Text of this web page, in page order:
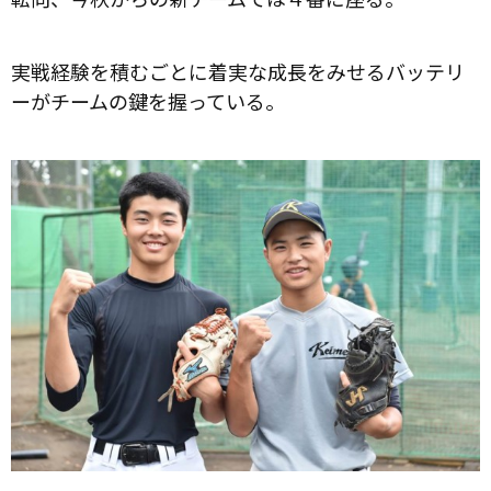
実戦経験を積むごとに着実な成長をみせるバッテリ
ーがチームの鍵を握っている。